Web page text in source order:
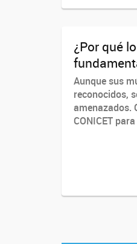
¿Por qué
Aunque sus
reconocidos,
amenazados.
CONICET